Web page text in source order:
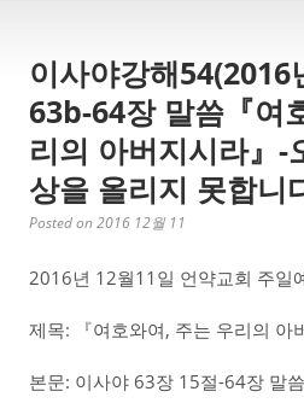
이사야강해54(2016
63b-64장 말씀『여
리의 아버지시라』-
상을 올리지 못합니
Posted on 2016 12월 11
2016년 12월11일 언약교회 주일
제목: 『여호와여, 주는 우리의 아
본문: 이사야 63장 15절-64장 말씀